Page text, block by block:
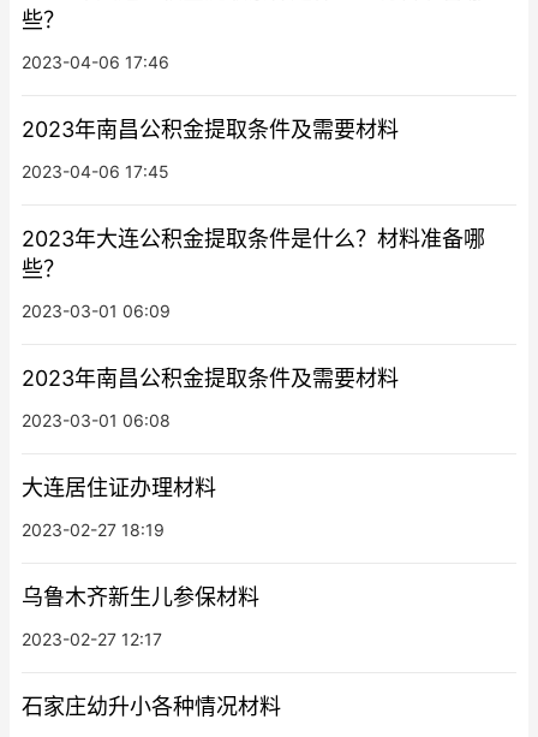
些？
2023-04-06 17:46
2023年南昌公积金提取条件及需要材料
2023-04-06 17:45
2023年大连公积金提取条件是什么？材料准备哪
些？
2023-03-01 06:09
2023年南昌公积金提取条件及需要材料
2023-03-01 06:08
大连居住证办理材料
2023-02-27 18:19
乌鲁木齐新生儿参保材料
2023-02-27 12:17
石家庄幼升小各种情况材料